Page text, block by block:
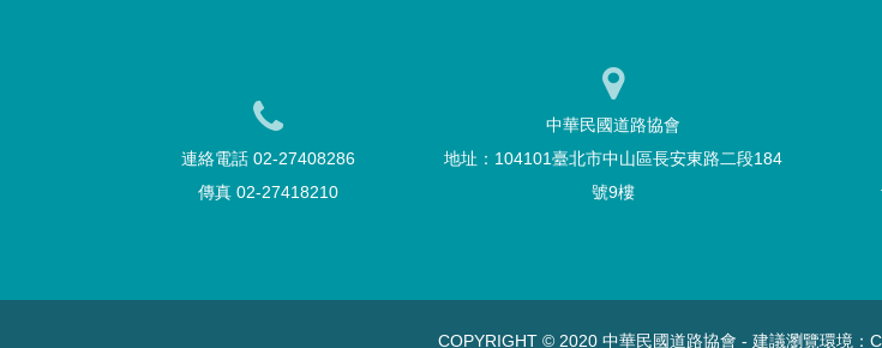
連絡電話 02-27408286
傳真 02-27418210
中華民國道路協會
地址：104101臺北市中山區長安東路二段184
號9樓
COPYRIGHT © 2020 中華民國道路協會 - 建議瀏覽環境：